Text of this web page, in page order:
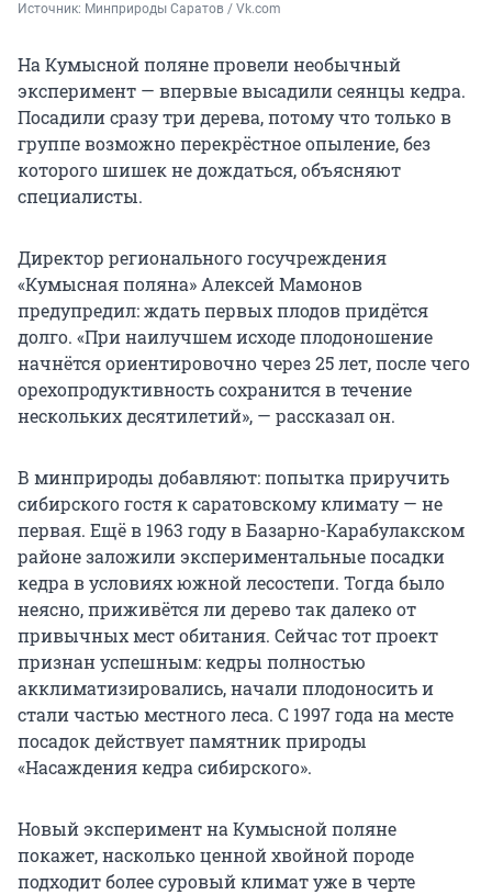
Источник: Минприроды Саратов / Vk.com
На Кумысной поляне провели необычный
эксперимент — впервые высадили сеянцы кедра.
Посадили сразу три дерева, потому что только в
группе возможно перекрёстное опыление, без
которого шишек не дождаться, объясняют
специалисты.
Директор регионального госучреждения
«Кумысная поляна» Алексей Мамонов
предупредил: ждать первых плодов придётся
долго. «При наилучшем исходе плодоношение
начнётся ориентировочно через 25 лет, после чего
орехопродуктивность сохранится в течение
нескольких десятилетий», — рассказал он.
В минприроды добавляют: попытка приручить
сибирского гостя к саратовскому климату — не
первая. Ещё в 1963 году в Базарно-Карабулакском
районе заложили экспериментальные посадки
кедра в условиях южной лесостепи. Тогда было
неясно, приживётся ли дерево так далеко от
привычных мест обитания. Сейчас тот проект
признан успешным: кедры полностью
акклиматизировались, начали плодоносить и
стали частью местного леса. С 1997 года на месте
посадок действует памятник природы
«Насаждения кедра сибирского».
Новый эксперимент на Кумысной поляне
покажет, насколько ценной хвойной породе
подходит более суровый климат уже в черте